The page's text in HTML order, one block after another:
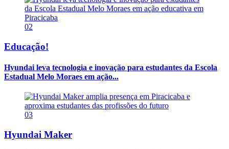
02
Educação!
Hyundai leva tecnologia e inovação para estudantes da Escola
Estadual Melo Moraes em ação...
03
Hyundai Maker